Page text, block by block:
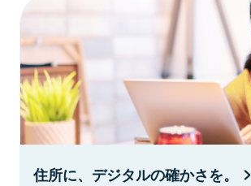
住所に、デジタルの確かさを。